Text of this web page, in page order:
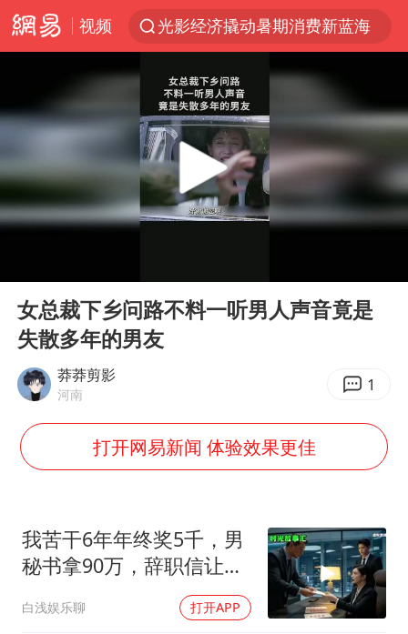
视频
光影经济撬动暑期消费新蓝海
央视新主播李秋莹孙亚鹏亮相
商场现钱学森巨幅海报 负责人回应
情侣平潭拍日出坠崖1死1伤
台当局重金为“台独”织“皇帝新衣”
白海豚将正面袭击贯穿浙江
酒店回应车内过夜被收150元
酒店花洒现排泄物住客索赔遭拒
杭州全市有序停课
乐享全民健身 共筑健康中国
Play
女总裁下乡问路不料一听男人声音竟是
失散多年的男友
莽莽剪影
河南 1
打开网易新闻 体验效果更佳
我苦干6年年终奖5千，男
秘书拿90万，辞职信让女
白浅娱乐聊 打开APP